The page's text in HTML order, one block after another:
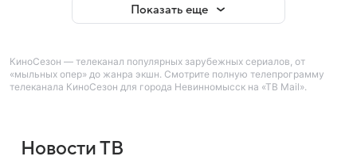
Показать еще
КиноСезон — телеканал популярных зарубежных сериалов, от
«мыльных опер» до жанра экшн. Смотрите полную телепрограмму
телеканала КиноСезон для города Невинномысск на «ТВ Mail».
Новости ТВ